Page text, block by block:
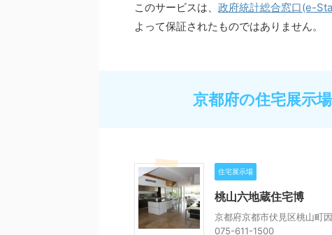
このサービスは、 政府統計総合窓口(e-
よって保証されたものではありません。
京都府の住宅展示
住宅展示場
桃山六地蔵住宅博
京都府京都市伏見区桃山町
075-611-1500